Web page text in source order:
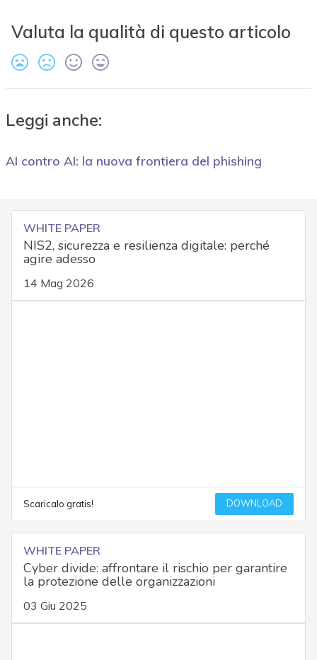
Valuta la qualità di questo articolo
Leggi anche:
AI contro AI: la nuova frontiera del phishing
WHITE PAPER
NIS2, sicurezza e resilienza digitale: perché
agire adesso
14 Mag 2026
Scaricalo gratis! DOWNLOAD
WHITE PAPER
Cyber divide: affrontare il rischio per garantire
la protezione delle organizzazioni
03 Giu 2025